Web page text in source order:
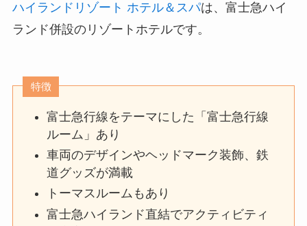
ハイランドリゾート ホテル＆スパは、富士急ハイ
ランド併設のリゾートホテルです。
特徴
富士急行線をテーマにした「富士急行線
ルーム」あり
車両のデザインやヘッドマーク装飾、鉄
道グッズが満載
トーマスルームもあり
富士急ハイランド直結でアクティビティ